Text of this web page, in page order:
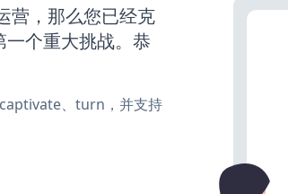
营，那么您已经克
个重大挑战。恭
、turn，并支持